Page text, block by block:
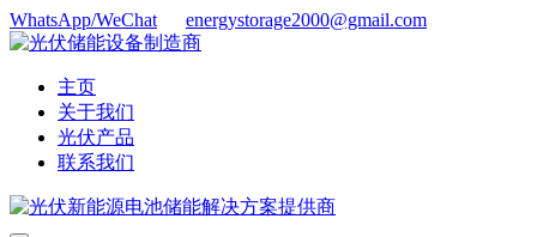
WhatsApp/WeChat energystorage2000@gmail.com
主页
关于我们
光伏产品
联系我们